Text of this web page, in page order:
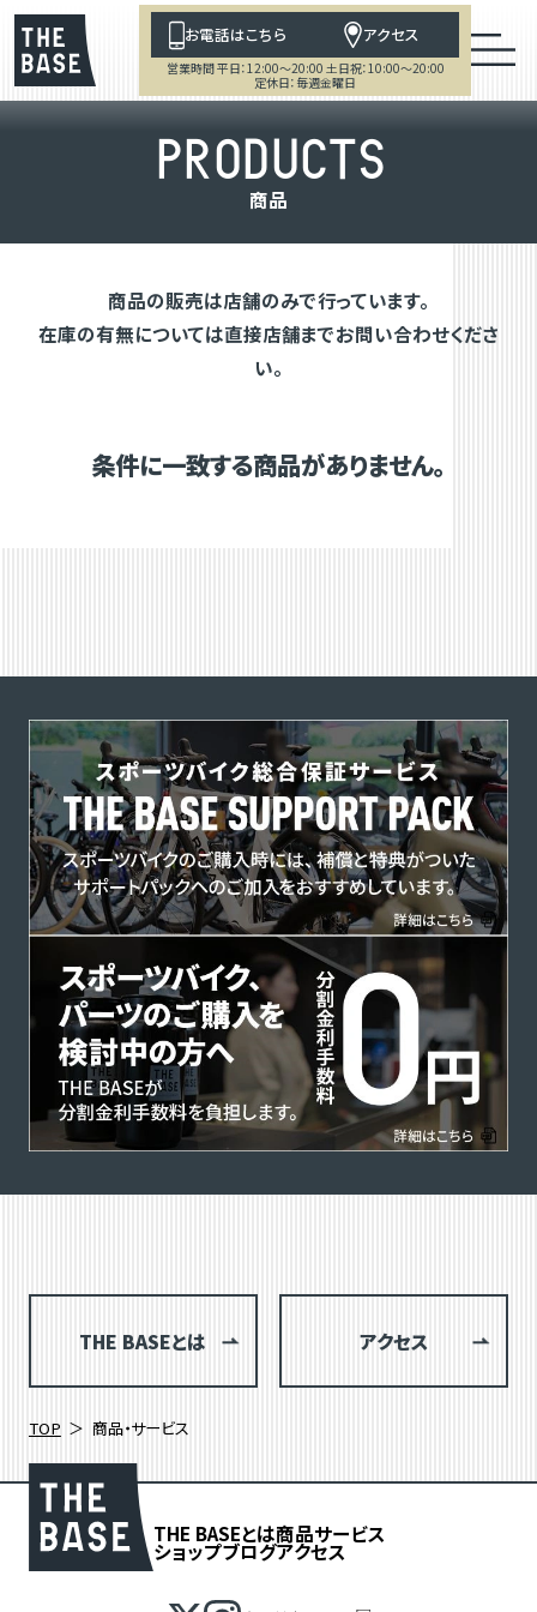
お電話はこちら アクセス
営業時間 平日：12:00～20:00 土日祝：10:00～20:00
定休日：毎週金曜日
PRODUCTS
商品
商品の販売は店舗のみで行っています。
在庫の有無については直接店舗までお問い合わせくださ
い。
条件に一致する商品がありません。
THE BASEとは アクセス
TOP 商品・サービス
THE BASEとは商品サービス
ショップブログアクセス